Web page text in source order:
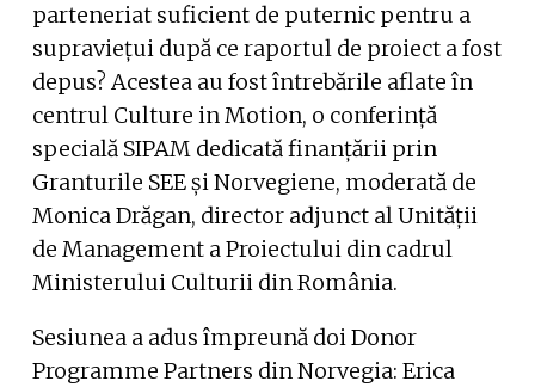
parteneriat suficient de puternic pentru a
supraviețui după ce raportul de proiect a fost
depus? Acestea au fost întrebările aflate în
centrul Culture in Motion, o conferință
specială SIPAM dedicată finanțării prin
Granturile SEE și Norvegiene, moderată de
Monica Drăgan, director adjunct al Unității
de Management a Proiectului din cadrul
Ministerului Culturii din România.
Sesiunea a adus împreună doi Donor
Programme Partners din Norvegia: Erica